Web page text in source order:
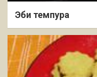
Эби темпура